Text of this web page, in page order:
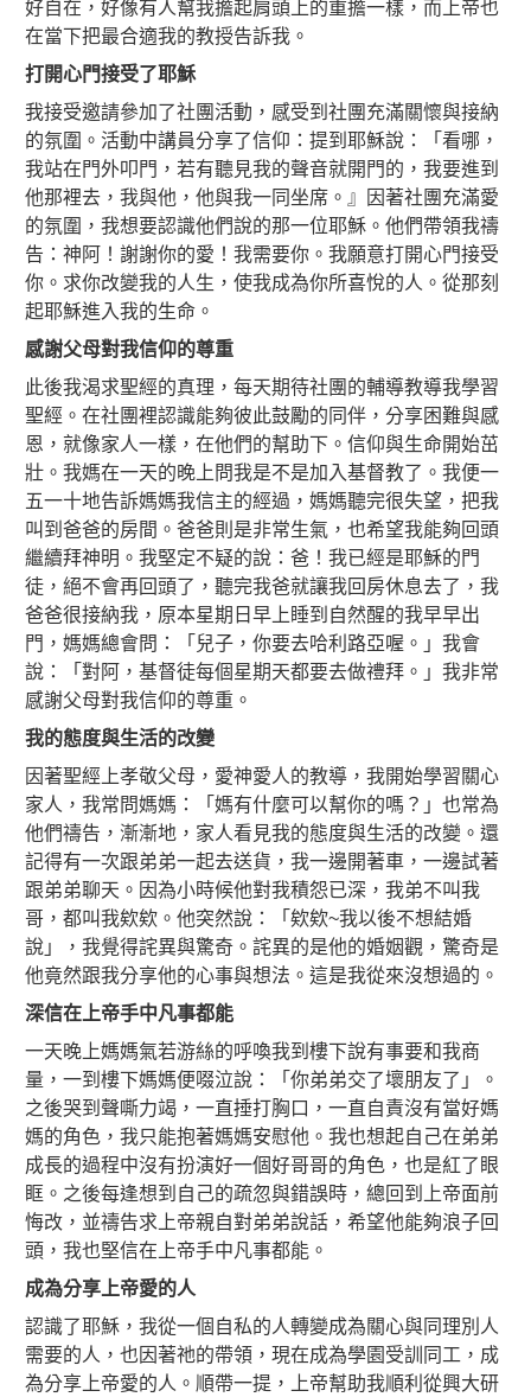
好自在，好像有人幫我擔起肩頭上的重擔一樣，而上帝也
在當下把最合適我的教授告訴我。
打開心門接受了耶穌
我接受邀請參加了社團活動，感受到社團充滿關懷與接納
的氛圍。活動中講員分享了信仰：提到耶穌說：「看哪，
我站在門外叩門，若有聽見我的聲音就開門的，我要進到
他那裡去，我與他，他與我一同坐席。』因著社團充滿愛
的氛圍，我想要認識他們說的那一位耶穌。他們帶領我禱
告：神阿！謝謝你的愛！我需要你。我願意打開心門接受
你。求你改變我的人生，使我成為你所喜悅的人。從那刻
起耶穌進入我的生命。
感謝父母對我信仰的尊重
此後我渴求聖經的真理，每天期待社團的輔導教導我學習
聖經。在社團裡認識能夠彼此鼓勵的同伴，分享困難與感
恩，就像家人一樣，在他們的幫助下。信仰與生命開始茁
壯。我媽在一天的晚上問我是不是加入基督教了。我便一
五一十地告訴媽媽我信主的經過，媽媽聽完很失望，把我
叫到爸爸的房間。爸爸則是非常生氣，也希望我能夠回頭
繼續拜神明。我堅定不疑的說：爸！我已經是耶穌的門
徒，絕不會再回頭了，聽完我爸就讓我回房休息去了，我
爸爸很接納我，原本星期日早上睡到自然醒的我早早出
門，媽媽總會問：「兒子，你要去哈利路亞喔。」我會
說：「對阿，基督徒每個星期天都要去做禮拜。」我非常
感謝父母對我信仰的尊重。
我的態度與生活的改變
因著聖經上孝敬父母，愛神愛人的教導，我開始學習關心
家人，我常問媽媽：「媽有什麼可以幫你的嗎？」也常為
他們禱告，漸漸地，家人看見我的態度與生活的改變。還
記得有一次跟弟弟一起去送貨，我一邊開著車，一邊試著
跟弟弟聊天。因為小時候他對我積怨已深，我弟不叫我
哥，都叫我欸欸。他突然說：「欸欸~我以後不想結婚
說」，我覺得詫異與驚奇。詫異的是他的婚姻觀，驚奇是
他竟然跟我分享他的心事與想法。這是我從來沒想過的。
深信在上帝手中凡事都能
一天晚上媽媽氣若游絲的呼喚我到樓下說有事要和我商
量，一到樓下媽媽便啜泣說：「你弟弟交了壞朋友了」。
之後哭到聲嘶力竭，一直捶打胸口，一直自責沒有當好媽
媽的角色，我只能抱著媽媽安慰他。我也想起自己在弟弟
成長的過程中沒有扮演好一個好哥哥的角色，也是紅了眼
眶。之後每逢想到自己的疏忽與錯誤時，總回到上帝面前
悔改，並禱告求上帝親自對弟弟說話，希望他能夠浪子回
頭，我也堅信在上帝手中凡事都能。
成為分享上帝愛的人
認識了耶穌，我從一個自私的人轉變成為關心與同理別人
需要的人，也因著祂的帶領，現在成為學園受訓同工，成
為分享上帝愛的人。順帶一提，上帝幫助我順利從興大研